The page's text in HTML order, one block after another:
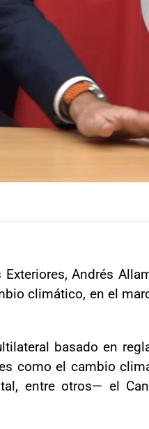
Andrés
climático, en el
basado en
como el cambio
entre otros— el